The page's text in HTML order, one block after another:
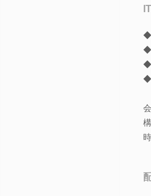
◆
◆
◆
◆